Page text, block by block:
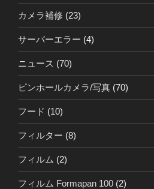
カメラ補修 (23)
サーバーエラー (4)
ニュース (70)
ピンホールカメラ/写真 (70)
フード (10)
フィルター (8)
フィルム (2)
フィルム Formapan 100 (2)